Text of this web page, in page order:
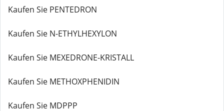
Kaufen Sie PENTEDRON
Kaufen Sie N-ETHYLHEXYLON
Kaufen Sie MEXEDRONE-KRISTALL
Kaufen Sie METHOXPHENIDIN
Kaufen Sie MDPPP